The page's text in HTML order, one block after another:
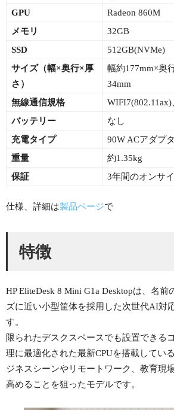
GPU
Radeon 860M
メモリ
32GB
SSD
512GB(NVMe)
サイズ（幅×奥行×厚
さ）
幅約177mm×奥
34mm
無線通信規格
バッテリー
なし
充電タイプ
90W ACアダプ
重量
約1.35kg
保証
3年間のオンサ
仕様、詳細は製品ページで
特徴
HP EliteDesk 8 Mini G1a Desktopは、名前
ズに近い小型筐体を採用した次世代AI対
す。
限られたデスクスペースでも設置できる
理に最適化された最新CPUを搭載してい
ジネスシーンやリモートワーク、教育現
高めることを狙ったモデルです。